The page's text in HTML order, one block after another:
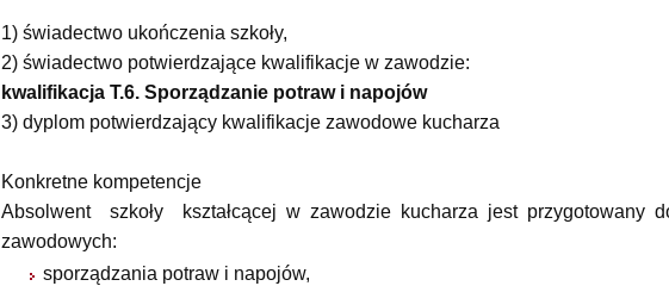
1) świadectwo ukończenia szkoły,
2) świadectwo potwierdzające kwalifikacje w zawodzie:
kwalifikacja T.6. Sporządzanie potraw i napojów
3) dyplom potwierdzający kwalifikacje zawodowe kucharza
Konkretne kompetencje
Absolwent szkoły kształcącej w zawodzie kucharza jest przygotowany
zawodowych:
sporządzania potraw i napojów,